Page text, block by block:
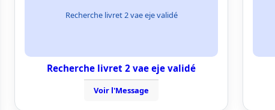
Recherche livret 2 vae eje validé
Recherche livret 2 vae eje validé
Voir l'Message